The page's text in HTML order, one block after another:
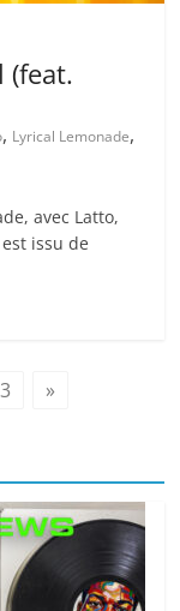
(feat.
, Lyrical Lemonade,
avec Latto,
issu de
3 »